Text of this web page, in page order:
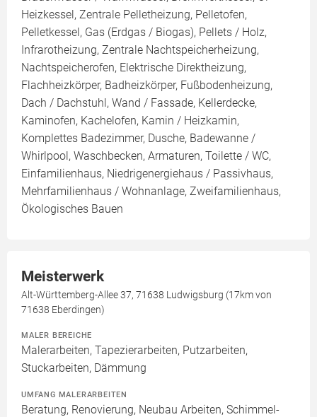
Heizkessel, Zentrale Pelletheizung, Pelletofen,
Pelletkessel, Gas (Erdgas / Biogas), Pellets / Holz,
Infrarotheizung, Zentrale Nachtspeicherheizung,
Nachtspeicherofen, Elektrische Direktheizung,
Flachheizkörper, Badheizkörper, Fußbodenheizung,
Dach / Dachstuhl, Wand / Fassade, Kellerdecke,
Kaminofen, Kachelofen, Kamin / Heizkamin,
Komplettes Badezimmer, Dusche, Badewanne /
Whirlpool, Waschbecken, Armaturen, Toilette / WC,
Einfamilienhaus, Niedrigenergiehaus / Passivhaus,
Mehrfamilienhaus / Wohnanlage, Zweifamilienhaus,
Ökologisches Bauen
Meisterwerk
Alt-Württemberg-Allee 37, 71638 Ludwigsburg (17km von
71638 Eberdingen)
MALER BEREICHE
Malerarbeiten, Tapezierarbeiten, Putzarbeiten,
Stuckarbeiten, Dämmung
UMFANG MALERARBEITEN
Beratung, Renovierung, Neubau Arbeiten, Schimmel-